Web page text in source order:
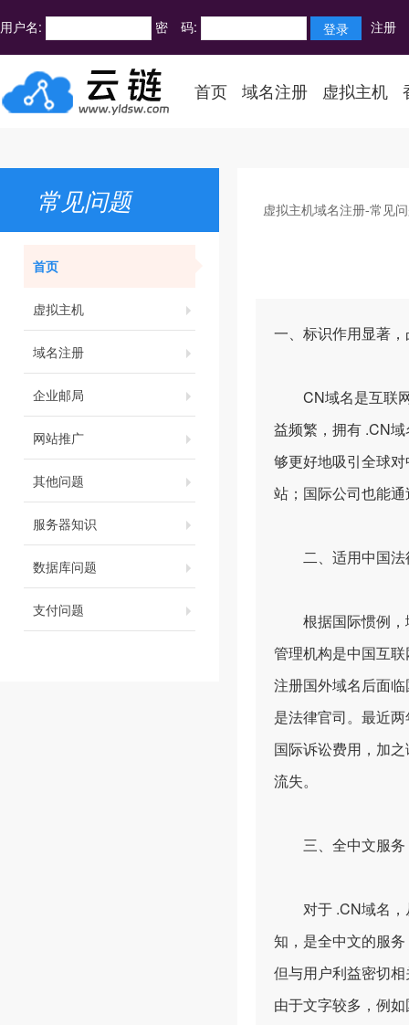
用户名: 密 码: 注册
首页 域名注册 虚拟主机
常见问题
首页
虚拟主机
域名注册
企业邮局
网站推广
其他问题
服务器知识
数据库问题
支付问题
虚拟主机域名注册-常见
一、标识作用显著
CN域名是互联网
益频繁，拥有 .CN
够更好地吸引全球
站；国际公司也能
二、适用中国法
根据国际惯例，
管理机构是中国互
注册国外域名后面
是法律官司。最近
国际诉讼费用，加
流失。
三、全中文服务
对于 .CN域名，
知，是全中文的服
但与用户利益密切
由于文字较多，例